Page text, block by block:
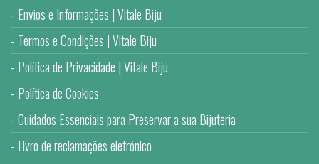
Envios e Informações | Vitale Biju
Termos e Condições | Vitale Biju
Política de Privacidade | Vitale Biju
Política de Cookies
Cuidados Essenciais para Preservar a sua Bijuteria
Livro de reclamações eletrónico